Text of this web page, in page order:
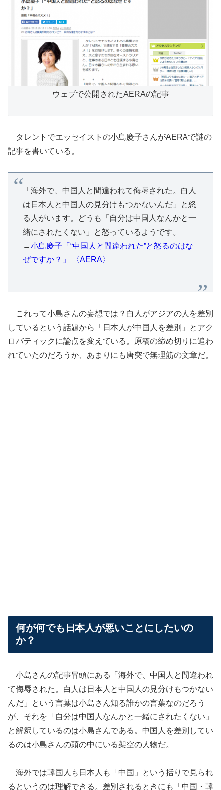
ウェブで公開されたAERAの記事
タレントでエッセイストの小島慶子さんがAERAで謎の
記事を書いている。
「海外で、中国人と間違われて侮辱された。白人
は日本人と中国人の見分けもつかないんだ」と怒
る人がいます。どうも「自分は中国人なんかと一
緒にされたくない」と怒っているようです。
→小島慶子「“中国人と間違われた”と怒るのはな
ぜですか？」 〈AERA〉
これって小島さんの妄想では？白人がアジアの人を差別
しているという話題から「日本人が中国人を差別」とアク
ロバティックに論点を変えている。原稿の締め切りに追わ
れていたのだろうか、あまりにも唐突で無理筋の文章だ。
何が何でも日本人が悪いことにしたいの
か？
小島さんの記事冒頭にある「海外で、中国人と間違われ
て侮辱された。白人は日本人と中国人の見分けもつかない
んだ」という言葉は小島さん知る誰かの言葉なのだろう
が、それを「自分は中国人なんかと一緒にされたくない」
と解釈しているのは小島さんである。中国人を差別してい
るのは小島さんの頭の中にいる架空の人物だ。
海外では韓国人も日本人も「中国」という括りで見られ
るというのは理解できる。差別されるときにも「中国・韓